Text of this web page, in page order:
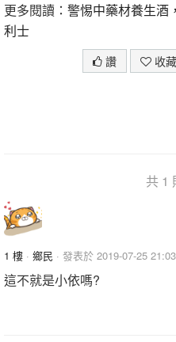
更多閱讀： 警惕中藥材養生酒
利士
讚 收藏
共 1
1 樓 · 鄉民 · 發表於 2019-07-25 21:03
這不就是小依嗎?